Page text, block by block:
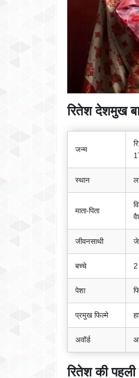
रितेश देशमुख
जन्म
स्थान
माता-पिता
जीवनसाथी
बच्चे 2
पेशा
प्रमुख फिल्मे
अवॉर्ड
रितेश की पहली